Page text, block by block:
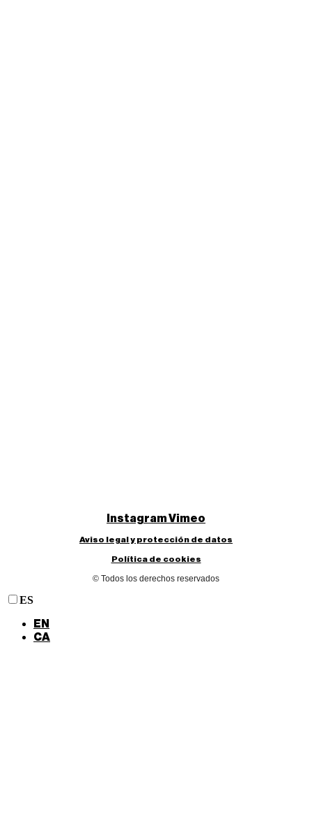
InstagramVimeo
Aviso legal y protección de datos
Política de cookies
© Todos los derechos reservados
ES
EN
CA